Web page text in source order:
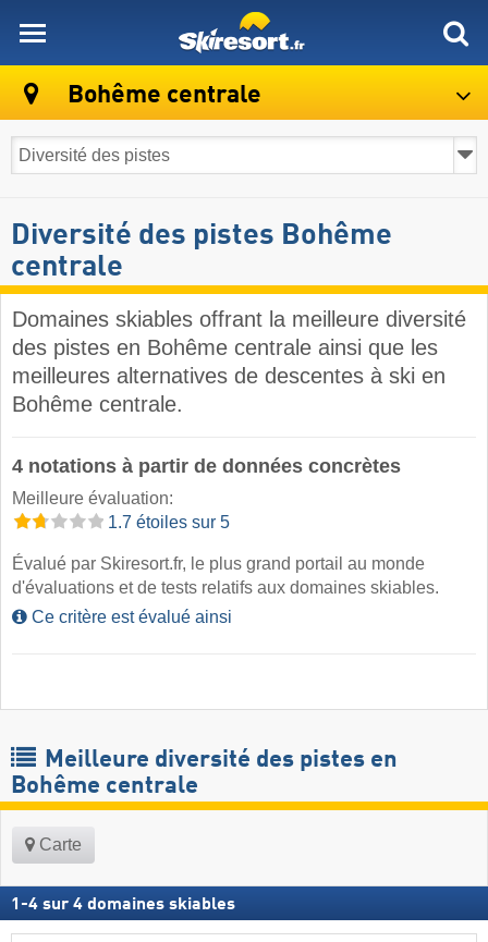
Bohême centrale
Diversité des pistes Bohême
centrale
Domaines skiables offrant la meilleure diversité
des pistes en Bohême centrale ainsi que les
meilleures alternatives de descentes à ski en
Bohême centrale.
4 notations à partir de données concrètes
Meilleure évaluation:
1.7 étoiles sur 5
Évalué par Skiresort.fr, le plus grand portail au monde
d'évaluations et de tests relatifs aux domaines skiables.
Ce critère est évalué ainsi
Meilleure diversité des pistes en
Bohême centrale
Carte
1 -4 sur 4 domaines skiables